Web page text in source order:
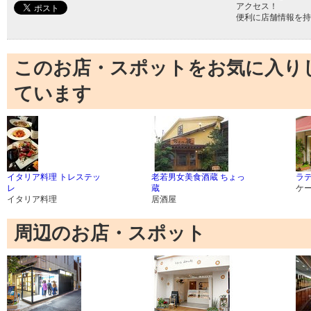
アクセス！
便利に店舗情報を
このお店・スポットをお気に入
ています
イタリア料理 トレステッ
レ
イタリア料理
老若男女美食酒蔵 ちょっ
蔵
居酒屋
ラ
ケ
周辺のお店・スポット